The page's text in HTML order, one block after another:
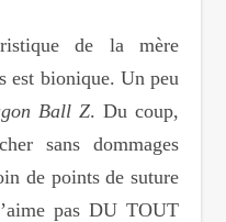
de la mère
est bionique. Un peu
Ball Z. Du coup,
sans dommages
de points de suture
pas DU TOUT